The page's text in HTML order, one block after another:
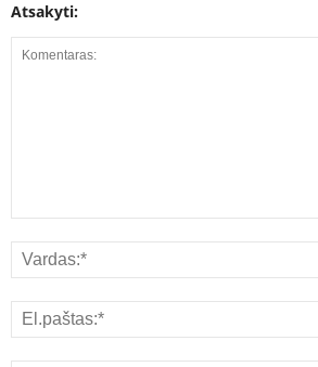
Atsakyti: